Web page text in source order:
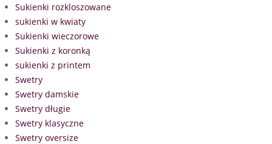
Sukienki rozkloszowane
sukienki w kwiaty
Sukienki wieczorowe
Sukienki z koronką
sukienki z printem
Swetry
Swetry damskie
Swetry długie
Swetry klasyczne
Swetry oversize